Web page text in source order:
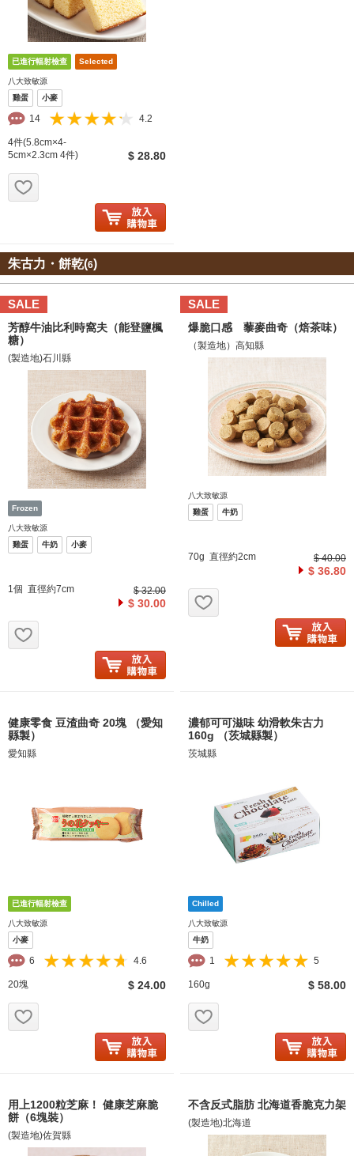
八大致敏源
雞蛋
小麥
14 4.2
4件(5.8cm×4-
5cm×2.3cm 4件)
$ 28.80
朱古力・餅乾(6)
SALE
芳醇牛油比利時窩夫（能登鹽楓
糖）
(製造地)石川縣
八大致敏源
雞蛋
牛奶 小麥
1個 直徑約7cm $ 32.00
$ 30.00
SALE
爆脆口感 藜麥曲奇（焙茶味）
（製造地）高知縣
八大致敏源
雞蛋
牛奶
70g 直徑約2cm $ 40.00
$ 36.80
健康零食 豆渣曲奇 20塊 （愛知
縣製）
愛知縣
八大致敏源
小麥
6 4.6
20塊 $ 24.00
濃郁可可滋味 幼滑軟朱古力
160g （茨城縣製）
茨城縣
八大致敏源
牛奶
1 5
160g $ 58.00
用上1200粒芝麻！ 健康芝麻脆
餅（6塊裝）
(製造地)佐賀縣
不含反式脂肪 北海道香脆克力架
(製造地)北海道